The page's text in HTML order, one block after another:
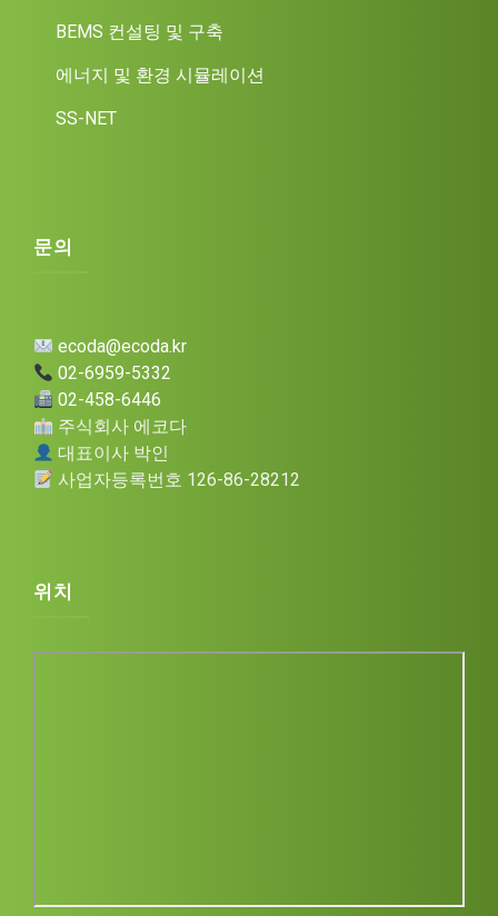
BEMS 컨설팅 및 구축
에너지 및 환경 시뮬레이션
SS-NET
문의
ecoda@ecoda.kr
02-6959-5332
02-458-6446
주식회사 에코다
대표이사 박인
사업자등록번호 126-86-28212
위치
Email*